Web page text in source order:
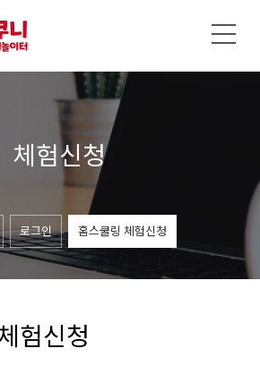
체험신청
로그인 홈스쿨링 체험신청
험신청